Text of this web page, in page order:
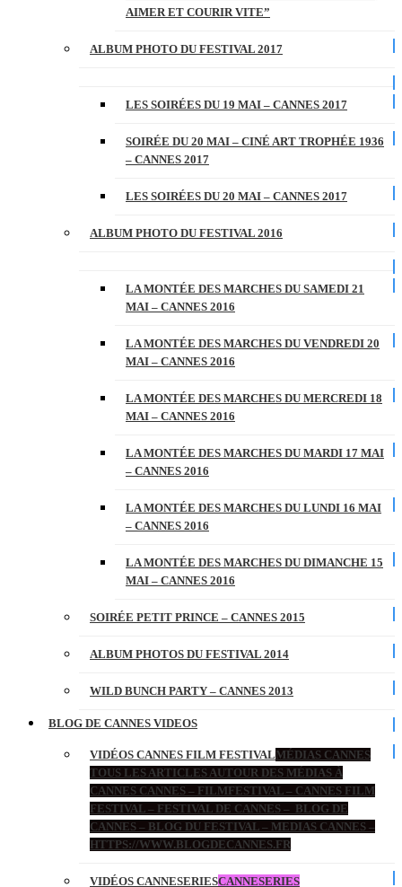
AIMER ET COURIR VITE”
ALBUM PHOTO DU FESTIVAL 2017
LES SOIRÉES DU 19 MAI – CANNES 2017
SOIRÉE DU 20 MAI – CINÉ ART TROPHÉE 1936
– CANNES 2017
LES SOIRÉES DU 20 MAI – CANNES 2017
ALBUM PHOTO DU FESTIVAL 2016
LA MONTÉE DES MARCHES DU SAMEDI 21
MAI – CANNES 2016
LA MONTÉE DES MARCHES DU VENDREDI 20
MAI – CANNES 2016
LA MONTÉE DES MARCHES DU MERCREDI 18
MAI – CANNES 2016
LA MONTÉE DES MARCHES DU MARDI 17 MAI
– CANNES 2016
LA MONTÉE DES MARCHES DU LUNDI 16 MAI
– CANNES 2016
LA MONTÉE DES MARCHES DU DIMANCHE 15
MAI – CANNES 2016
SOIRÉE PETIT PRINCE – CANNES 2015
ALBUM PHOTOS DU FESTIVAL 2014
WILD BUNCH PARTY – CANNES 2013
BLOG DE CANNES VIDEOS
VIDÉOS CANNES FILM FESTIVALMÉDIAS CANNES
TOUS LES ARTICLES AUTOUR DES MÉDIAS À
CANNES CANNES – FILMFESTIVAL – CANNES FILM
FESTIVAL – FESTIVAL DE CANNES – BLOG DE
CANNES – BLOG DU FESTIVAL – MEDIAS CANNES –
HTTPS://WWW.BLOGDECANNES.FR
VIDÉOS CANNESERIESCANNESERIES